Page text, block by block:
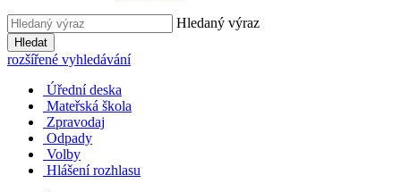
Hledaný výraz
Hledat
rozšířené vyhledávání
Úřední deska
Mateřská škola
Zpravodaj
Odpady
Volby
Hlášení rozhlasu